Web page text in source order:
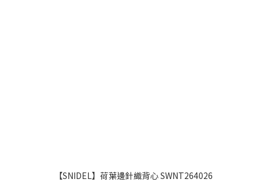
【SNIDEL】荷葉邊針織背心 SWNT264026